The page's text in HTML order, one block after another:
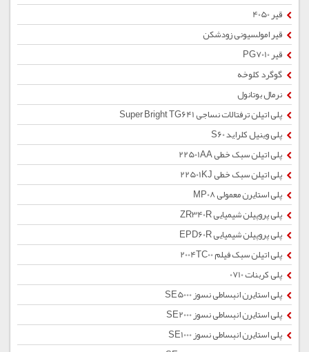
قیر 4050
قیر امولسیونی زودشکن
قیر PG7010
گوگرد کلوخه
نرمال بوتانول
پلی اتیلن ترفتالات نساجی Super Bright TG641
پلی وینیل کلراید S60
پلی اتیلن سبک خطی 22501AA
پلی اتیلن سبک خطی 22501KJ
پلی استایرن معمولی MP08
پلی پروپیلن شیمیایی ZR340R
پلی پروپیلن شیمیایی EPD60R
پلی اتیلن سبک فیلم 2004TC00
پلی کربنات 0710
پلی استایرن انبساطی نسوز SE5000
پلی استایرن انبساطی نسوز SE2000
پلی استایرن انبساطی نسوز SE1000